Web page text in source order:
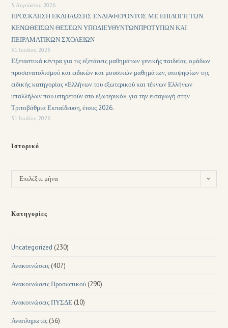
3 Αυγούστου, 2026
ΠΡΟΣΚΛΗΣΗ ΕΚΔΗΛΩΣΗΣ ΕΝΔΙΑΦΕΡΟΝΤΟΣ ΜΕ ΕΠΙΛΟΓΗ ΤΩΝ
ΚΕΝΩΘΕΙΣΩΝ ΘΕΣΕΩΝ ΥΠΟΔΙΕΥΘΥΝΤΩΝΠΡΟΤΥΠΩΝ ΚΑΙ
ΠΕΙΡΑΜΑΤΙΚΩΝ ΣΧΟΛΕΙΩΝ
31 Ιουλίου, 2026
Εξεταστικά κέντρα για τις εξετάσεις μαθημάτων γενικής παιδείας, ομάδων
προσανατολισμού και ειδικών και μουσικών μαθημάτων, υποψηφίων της
ειδικής κατηγορίας «Ελλήνων του εξωτερικού και τέκνων Ελλήνων
υπαλλήλων που υπηρετούν στο εξωτερικό», για την εισαγωγή στην
Τριτοβάθμια Εκπαίδευση, έτους 2026.
31 Ιουλίου, 2026
Ιστορικό
Επιλέξτε μήνα
Κατηγορίες
Uncategorized (230)
Ανακοινώσεις (407)
Ανακοινώσεις Προσωπικού (290)
Ανακοινώσεις ΠΥΣΔΕ (10)
Αναπληρωτές (56)